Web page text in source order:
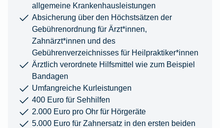
allgemeine Krankenhausleistungen
Absicherung über den Höchstsätzen der
Gebührenordnung für Ärzt*innen,
Zahnärzt*innen und des
Gebührenverzeichnisses für Heilpraktiker*innen
Ärztlich verordnete Hilfsmittel wie zum Beispiel
Bandagen
Umfangreiche Kurleistungen
400 Euro für Sehhilfen
2.000 Euro pro Ohr für Hörgeräte
5.000 Euro für Zahnersatz in den ersten beiden